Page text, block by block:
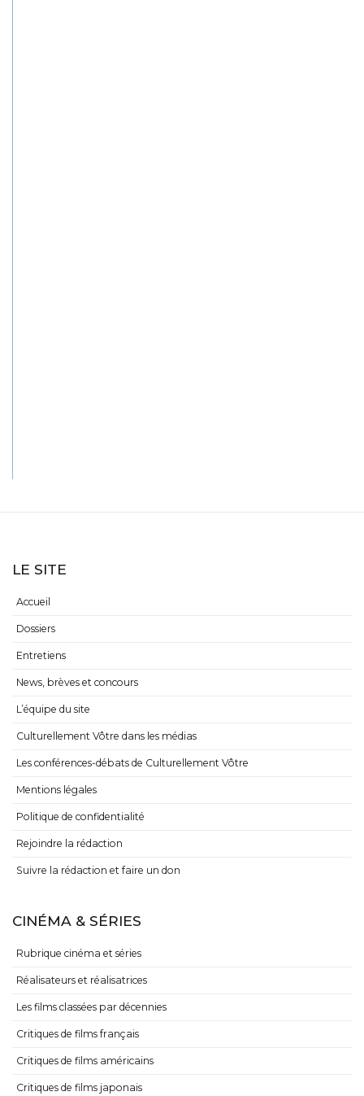
LE SITE
Accueil
Dossiers
Entretiens
News, brèves et concours
L’équipe du site
Culturellement Vôtre dans les médias
Les conférences-débats de Culturellement Vôtre
Mentions légales
Politique de confidentialité
Rejoindre la rédaction
Suivre la rédaction et faire un don
CINÉMA & SÉRIES
Rubrique cinéma et séries
Réalisateurs et réalisatrices
Les films classées par décennies
Critiques de films français
Critiques de films américains
Critiques de films japonais